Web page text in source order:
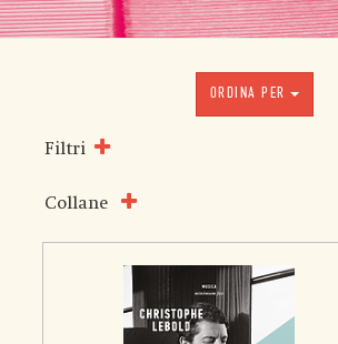
ORDINA PER
Filtri
Collane